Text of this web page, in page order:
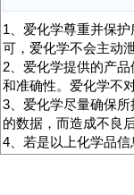
1、爱化学尊重并保
可，爱化学不会主动
2、爱化学提供的产
和准确性。爱化学不
3、爱化学尽量确保
的数据，而造成不良
4、若是以上化学品